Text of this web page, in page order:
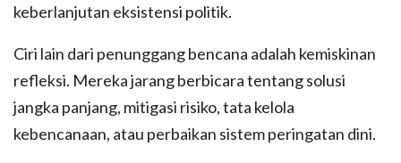
keberlanjutan eksistensi politik.
Ciri lain dari penunggang bencana adalah kemiskinan
refleksi. Mereka jarang berbicara tentang solusi
jangka panjang, mitigasi risiko, tata kelola
kebencanaan, atau perbaikan sistem peringatan dini.